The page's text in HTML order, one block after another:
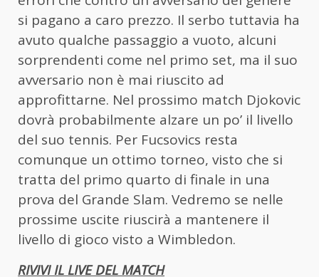
si pagano a caro prezzo. Il serbo tuttavia ha
avuto qualche passaggio a vuoto, alcuni
sorprendenti come nel primo set, ma il suo
avversario non è mai riuscito ad
approfittarne. Nel prossimo match Djokovic
dovrà probabilmente alzare un po’ il livello
del suo tennis. Per Fucsovics resta
comunque un ottimo torneo, visto che si
tratta del primo quarto di finale in una
prova del Grande Slam. Vedremo se nelle
prossime uscite riuscirà a mantenere il
livello di gioco visto a Wimbledon.
RIVIVI IL LIVE DEL MATCH